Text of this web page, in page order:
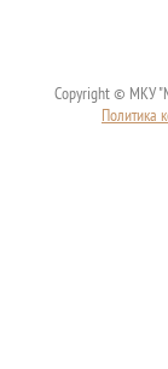
Copyright © МКУ
Политика